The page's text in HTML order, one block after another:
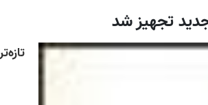
تجهیز شد